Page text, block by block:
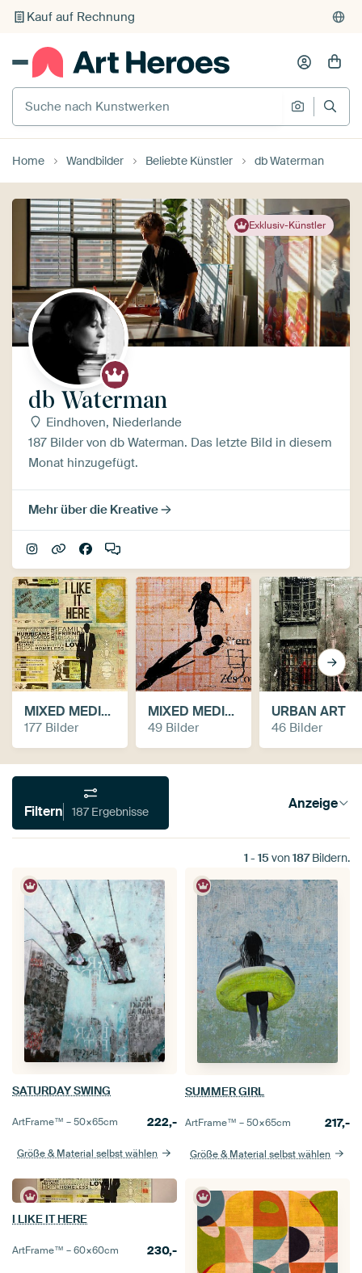
Kauf auf Rechnung
Individueller Druck auf Bestellung
Suche nach Kunstwerken
Suche
Home Wandbilder Beliebte Künstler db Waterman
Exklusiv-Künstler
db Waterman
Eindhoven, Niederlande
187 Bilder von db Waterman. Das letzte Bild in diesem
Monat hinzugefügt.
Mehr über die Kreative
MIXED MEDIA / COLLAGE ARTWORKS
177 Bilder
MIXED MEDIA / COLLAGE CITIES AND URBAN
49 Bilder
URBAN ART
46 Bilder
Filtern 187 Ergebnisse Anzeige
1 - 15von187Bildern.
SATURDAY SWING
ArtFrame™ –50×65cm 222,-
Größe & Material selbst wählen
SUMMER GIRL
ArtFrame™ –50×65cm 217,-
Größe & Material selbst wählen
I LIKE IT HERE
ArtFrame™ –60×60cm 230,-